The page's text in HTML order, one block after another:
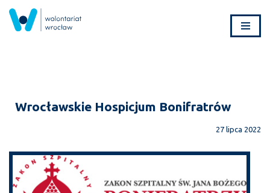
Przejdź
Wrocławskie Hospicjum Bonifratrów
27 lipca 2022